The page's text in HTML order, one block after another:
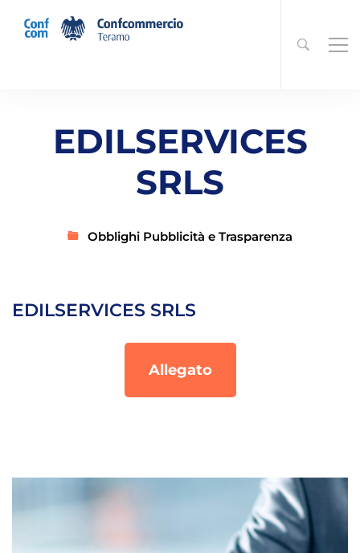
EDILSERVICES
SRLS
Obblighi Pubblicità e Trasparenza
EDILSERVICES SRLS
Allegato